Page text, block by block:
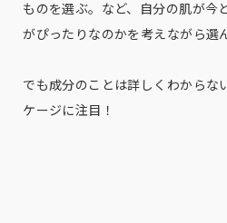
ものを選ぶ。など、自分の肌が今
がぴったりなのかを考えながら選
でも成分のことは詳しくわからな
ケージに注目！